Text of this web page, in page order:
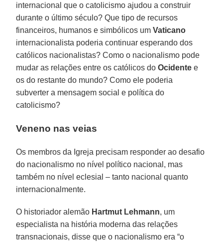
internacional que o catolicismo ajudou a construir
durante o último século? Que tipo de recursos
financeiros, humanos e simbólicos umVaticano
internacionalista poderia continuar esperando dos
católicos nacionalistas? Como o nacionalismo pode
mudar as relações entre os católicos doOcidente e
os do restante do mundo? Como ele poderia
subverter a mensagem social e política do
catolicismo?
Veneno nas veias
Os membros da Igreja precisam responder ao desafio
do nacionalismo no nível político nacional, mas
também no nível eclesial – tanto nacional quanto
internacionalmente.
O historiador alemão Hartmut Lehmann, um
especialista na história moderna das relações
transnacionais, disse que o nacionalismo era “o